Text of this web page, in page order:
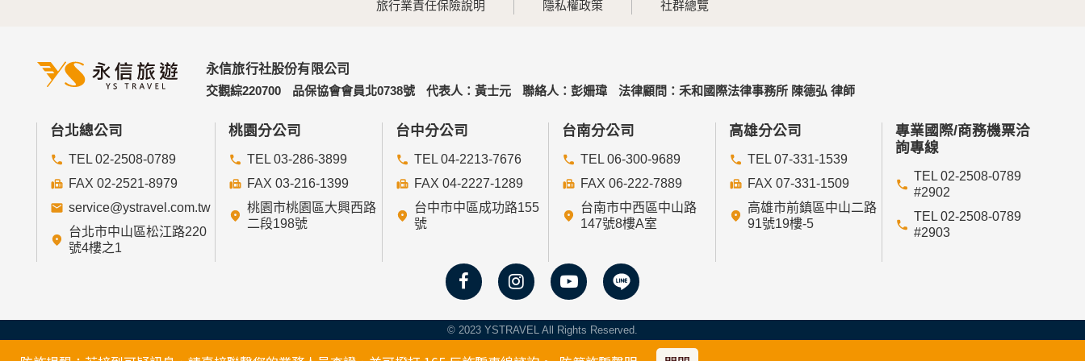
旅行業責任保險說明 隱私權政策 社群總覽
永信旅行社股份有限公司
交觀綜220700
品保協會會員北0738號 代表人：黃士元 聯絡人：彭姍瑋 法律顧問：禾和國際法律事務所 陳德弘 律師
台北總公司
TEL 02-2508-0789
FAX 02-2521-8979
service@ystravel.com.tw
台北市中山區松江路220
號4樓之1
桃園分公司
TEL 03-286-3899
FAX 03-216-1399
桃園市桃園區大興西路
二段198號
台中分公司
TEL 04-2213-7676
FAX 04-2227-1289
台中市中區成功路155
號
台南分公司
TEL 06-300-9689
FAX 06-222-7889
台南市中西區中山路
147號8樓A室
高雄分公司
TEL 07-331-1539
FAX 07-331-1509
高雄市前鎮區中山二路
91號19樓-5
專業國際/商務機票洽
詢專線
TEL 02-2508-0789
#2902
TEL 02-2508-0789
#2903
© 2023 YSTRAVEL All Rights Reserved.